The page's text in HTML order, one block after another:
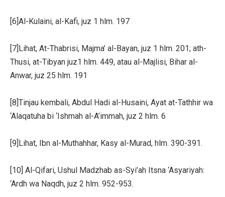
[6]Al-Kulaini, al-Kafi, juz 1 hlm. 197
[7]Lihat, At-Thabrisi, Majma’ al-Bayan, juz 1 hlm. 201; ath-
Thusi, at-Tibyan juz1 hlm. 449, atau al-Majlisi, Bihar al-
Anwar, juz 25 hlm. 191
[8]Tinjau kembali, Abdul Hadi al-Husaini, Ayat at-Tathhir wa
‘Alaqatuha bi ‘Ishmah al-A’immah, juz 2 hlm. 6
[9]Lihat, Ibn al-Muthahhar, Kasy al-Murad, hlm. 390-391.
[10] Al-Qifari, Ushul Madzhab as-Syi’ah Itsna ‘Asyariyah:
‘Ardh wa Naqdh, juz 2 hlm. 952-953.